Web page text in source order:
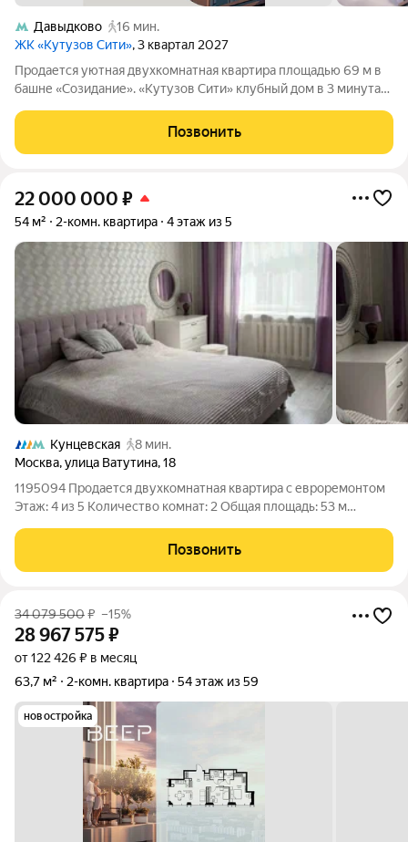
Давыдково
16 мин.
ЖК «Кутузов Сити», 3 квартал 2027
Продается уютная двухкомнатная квартира площадью 69 м в
башне «Созидание». «Кутузов Сити» клубный дом в 3 минутах
премиальный комфорт, качество и размеренный ритм жизни в
самом экологичном районе
Позвонить
22 000 000 ₽
54 м² 2-комн. квартира 4 этаж из 5
Кунцевская
8 мин.
Москва,улица Ватутина,18
1195094 Продается двухкомнатная квартира с евроремонтом
Этаж: 4 из 5 Количество комнат: 2 Общая площадь: 53 м
двор Жилая площадь: 34 м Ремонт делался с шумоизоляцией,
очень качественный.
Позвонить
34 079 500₽ –15%
28 967 575₽
от 122 426 ₽ в месяц
63,7 м²
2-комн. квартира 54 этаж из 59
новостройка